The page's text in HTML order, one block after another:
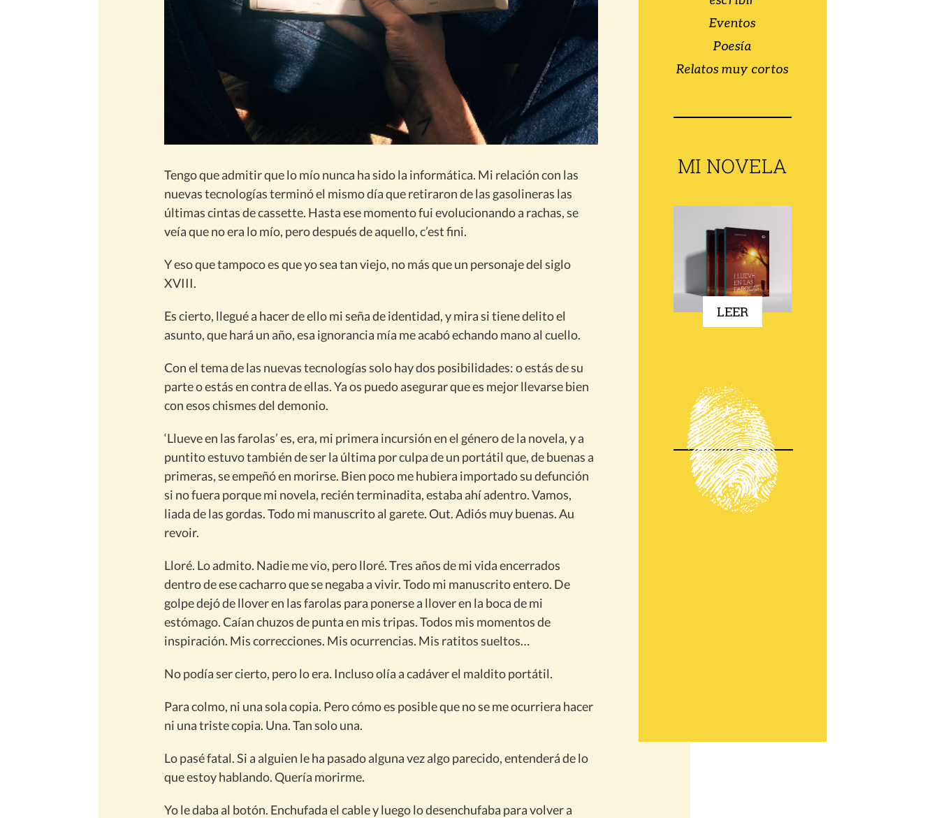
Tengo que admitir que lo mío nunca ha sido la informática. Mi relación con las
nuevas tecnologías terminó el mismo día que retiraron de las gasolineras las
últimas cintas de cassette. Hasta ese momento fui evolucionando a rachas, se
veía que no era lo mío, pero después de aquello, c’est fini.
Y eso que tampoco es que yo sea tan viejo, no más que un personaje del siglo
XVIII.
Es cierto, llegué a hacer de ello mi seña de identidad, y mira si tiene delito el
asunto, que hará un año, esa ignorancia mía me acabó echando mano al cuello.
Con el tema de las nuevas tecnologías solo hay dos posibilidades: o estás de su
parte o estás en contra de ellas. Ya os puedo asegurar que es mejor llevarse bien
con esos chismes del demonio.
‘Llueve en las farolas’ es, era, mi primera incursión en el género de la novela, y a
puntito estuvo también de ser la última por culpa de un portátil que, de buenas a
primeras, se empeñó en morirse. Bien poco me hubiera importado su defunción
si no fuera porque mi novela, recién terminadita, estaba ahí adentro. Vamos,
liada de las gordas. Todo mi manuscrito al garete. Out. Adiós muy buenas. Au
revoir.
Lloré. Lo admito. Nadie me vio, pero lloré. Tres años de mi vida encerrados
dentro de ese cacharro que se negaba a vivir. Todo mi manuscrito entero. De
golpe dejó de llover en las farolas para ponerse a llover en la boca de mi
estómago. Caían chuzos de punta en mis tripas. Todos mis momentos de
inspiración. Mis correcciones. Mis ocurrencias. Mis ratitos sueltos…
No podía ser cierto, pero lo era. Incluso olía a cadáver el maldito portátil.
Para colmo, ni una sola copia. Pero cómo es posible que no se me ocurriera hacer
ni una triste copia. Una. Tan solo una.
Lo pasé fatal. Si a alguien le ha pasado alguna vez algo parecido, entenderá de lo
que estoy hablando. Quería morirme.
Yo le daba al botón. Enchufada el cable y luego lo desenchufaba para volver a
Eventos
Poesía
Relatos muy cortos
MI NOVELA
LEER